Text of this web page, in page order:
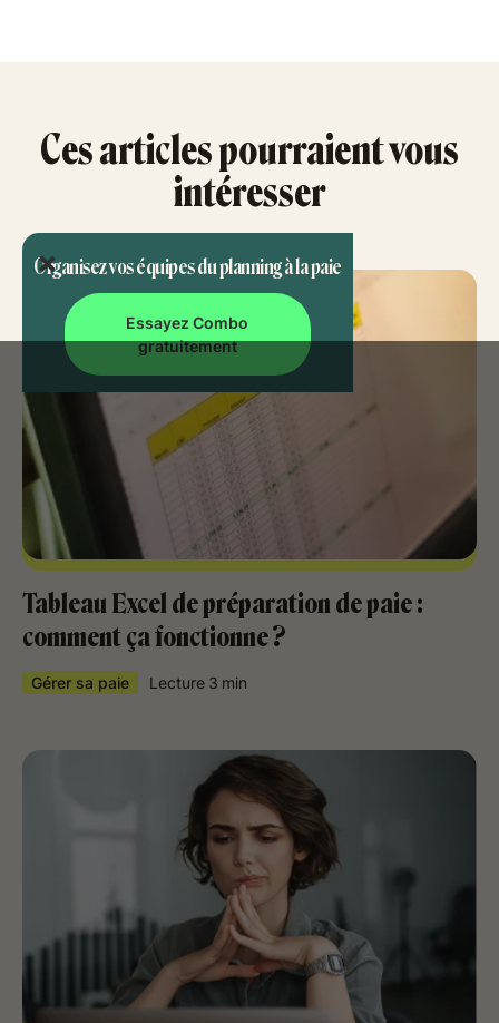
Organisez vos équipes du planning à la paie
Essayez Combo
gratuitement
Ces articles pourraient vous
intéresser
Tableau Excel de préparation de paie :
comment ça fonctionne ?
Gérer sa paie Lecture 3 min